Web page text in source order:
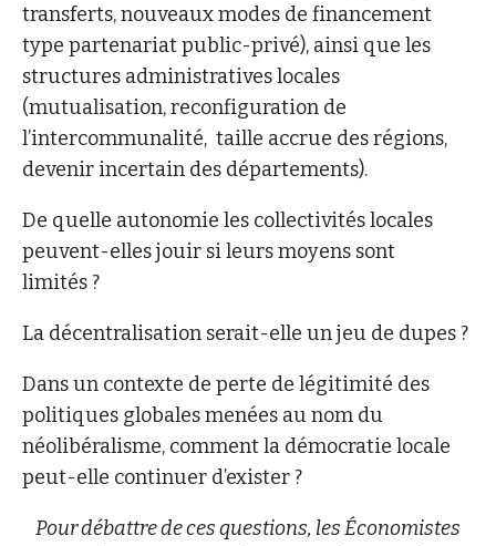
transferts, nouveaux modes de financement
type partenariat public-privé), ainsi que les
structures administratives locales
(mutualisation, reconfiguration de
l’intercommunalité, taille accrue des régions,
devenir incertain des départements).
De quelle autonomie les collectivités locales
peuvent-elles jouir si leurs moyens sont
limités ?
La décentralisation serait-elle un jeu de dupes ?
Dans un contexte de perte de légitimité des
politiques globales menées au nom du
néolibéralisme, comment la démocratie locale
peut-elle continuer d’exister ?
Pour débattre de ces questions, les Économistes